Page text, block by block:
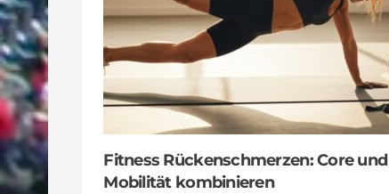
Fitness Rückenschmerzen: Core und
Mobilität kombinieren